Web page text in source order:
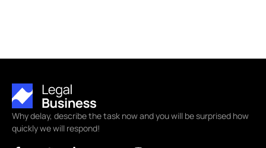
Why delay, describe the task now and you will be surprised how
quickly we will respond!